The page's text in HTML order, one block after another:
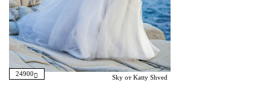
24900 Sky от Katty Shved